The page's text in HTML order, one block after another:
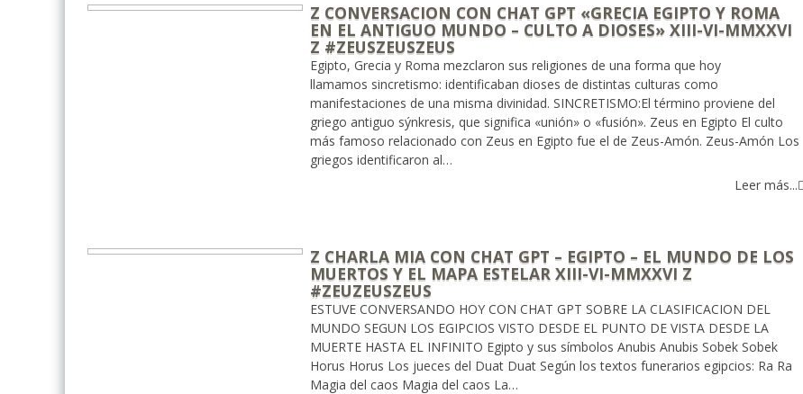
Z CONVERSACION CON CHAT GPT «GRECIA EGIPTO Y ROMA
EN EL ANTIGUO MUNDO – CULTO A DIOSES» XIII-VI-MMXXVI
Z #ZEUSZEUSZEUS
Egipto, Grecia y Roma mezclaron sus religiones de una forma que hoy
llamamos sincretismo: identificaban dioses de distintas culturas como
manifestaciones de una misma divinidad. SINCRETISMO:El término proviene del
griego antiguo sýnkresis, que significa «unión» o «fusión». Zeus en Egipto El culto
más famoso relacionado con Zeus en Egipto fue el de Zeus-Amón. Zeus-Amón Los
griegos identificaron al…
Leer más...
Z CHARLA MIA CON CHAT GPT – EGIPTO – EL MUNDO DE LOS
MUERTOS Y EL MAPA ESTELAR XIII-VI-MMXXVI Z
#ZEUZEUSZEUS
ESTUVE CONVERSANDO HOY CON CHAT GPT SOBRE LA CLASIFICACION DEL
MUNDO SEGUN LOS EGIPCIOS VISTO DESDE EL PUNTO DE VISTA DESDE LA
MUERTE HASTA EL INFINITO Egipto y sus símbolos Anubis Anubis Sobek Sobek
Horus Horus Los jueces del Duat Duat Según los textos funerarios egipcios: Ra Ra
Magia del caos Magia del caos La…